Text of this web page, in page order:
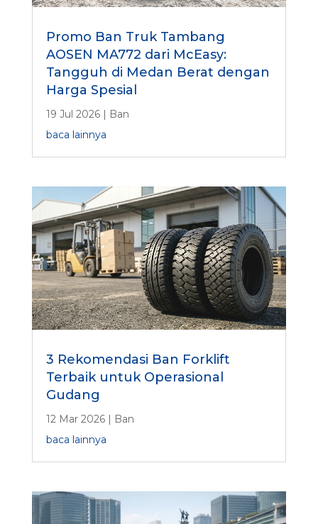
Promo Ban Truk Tambang
AOSEN MA772 dari McEasy:
Tangguh di Medan Berat dengan
Harga Spesial
19 Jul 2026| Ban
baca lainnya
3 Rekomendasi Ban Forklift
Terbaik untuk Operasional
Gudang
12 Mar 2026| Ban
baca lainnya